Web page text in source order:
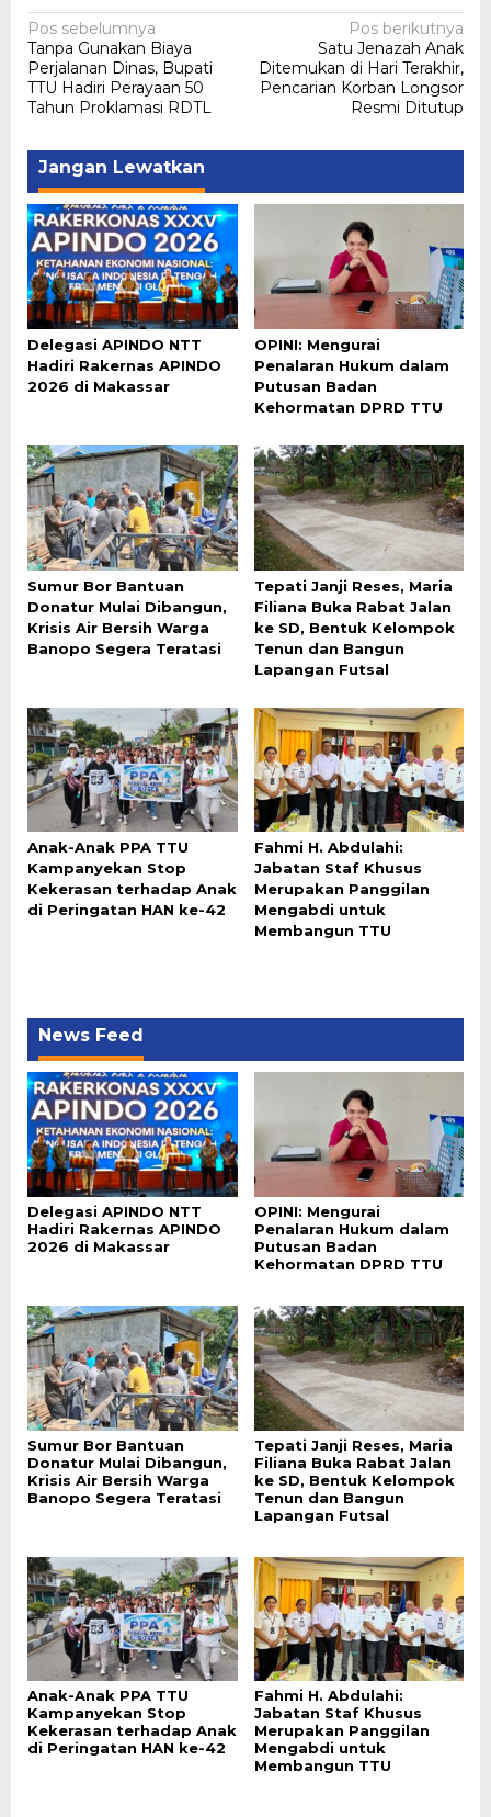
Navigasi
pos
Pos sebelumnya
Tanpa Gunakan Biaya
Perjalanan Dinas, Bupati
TTU Hadiri Perayaan 50
Tahun Proklamasi RDTL
Pos berikutnya
Satu Jenazah Anak
Ditemukan di Hari Terakhir,
Pencarian Korban Longsor
Resmi Ditutup
Jangan Lewatkan
Delegasi APINDO NTT
Hadiri Rakernas APINDO
2026 di Makassar
OPINI: Mengurai
Penalaran Hukum dalam
Putusan Badan
Kehormatan DPRD TTU
Sumur Bor Bantuan
Donatur Mulai Dibangun,
Krisis Air Bersih Warga
Banopo Segera Teratasi
Tepati Janji Reses, Maria
Filiana Buka Rabat Jalan
ke SD, Bentuk Kelompok
Tenun dan Bangun
Lapangan Futsal
Anak-Anak PPA TTU
Kampanyekan Stop
Kekerasan terhadap Anak
di Peringatan HAN ke-42
Fahmi H. Abdulahi:
Jabatan Staf Khusus
Merupakan Panggilan
Mengabdi untuk
Membangun TTU
News Feed
Delegasi APINDO NTT
Hadiri Rakernas APINDO
2026 di Makassar
OPINI: Mengurai
Penalaran Hukum dalam
Putusan Badan
Kehormatan DPRD TTU
Sumur Bor Bantuan
Donatur Mulai Dibangun,
Krisis Air Bersih Warga
Banopo Segera Teratasi
Tepati Janji Reses, Maria
Filiana Buka Rabat Jalan
ke SD, Bentuk Kelompok
Tenun dan Bangun
Lapangan Futsal
Anak-Anak PPA TTU
Kampanyekan Stop
Kekerasan terhadap Anak
di Peringatan HAN ke-42
Fahmi H. Abdulahi:
Jabatan Staf Khusus
Merupakan Panggilan
Mengabdi untuk
Membangun TTU